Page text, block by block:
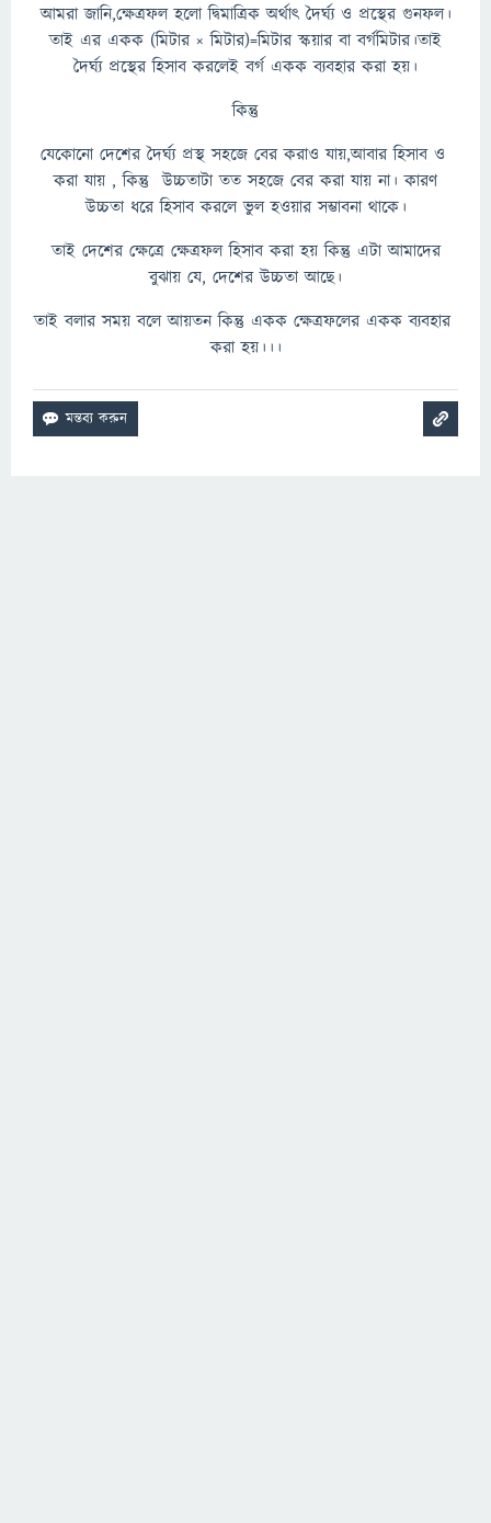
আমরা জানি,ক্ষেত্রফল হলো দ্বিমাত্রিক অর্থাৎ দৈর্ঘ্য ও প্রস্থের গুনফল।
তাই এর একক (মিটার × মিটার)=মিটার স্কয়ার বা বর্গমিটার।তাই
দৈর্ঘ্য প্রস্থের হিসাব করলেই বর্গ একক ব্যবহার করা হয়।
কিন্তু
যেকোনো দেশের দৈর্ঘ্য প্রস্থ সহজে বের করাও যায়,আবার হিসাব ও
করা যায় , কিন্তু উচ্চতাটা তত সহজে বের করা যায় না। কারণ
উচ্চতা ধরে হিসাব করলে ভুল হওয়ার সম্ভাবনা থাকে।
তাই দেশের ক্ষেত্রে ক্ষেত্রফল হিসাব করা হয় কিন্তু এটা আমাদের
বুঝায় যে, দেশের উচ্চতা আছে।
তাই বলার সময় বলে আয়তন কিন্তু একক ক্ষেত্রফলের একক ব্যবহার
করা হয়।।।